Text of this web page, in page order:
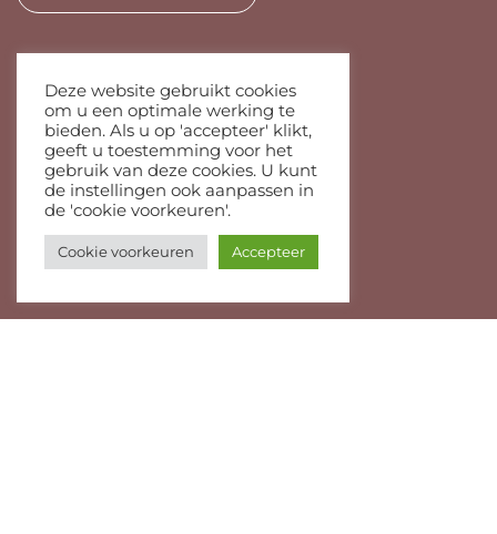
Deze website gebruikt cookies
om u een optimale werking te
bieden. Als u op 'accepteer' klikt,
geeft u toestemming voor het
gebruik van deze cookies. U kunt
de instellingen ook aanpassen in
de 'cookie voorkeuren'.
Cookie voorkeuren Accepteer